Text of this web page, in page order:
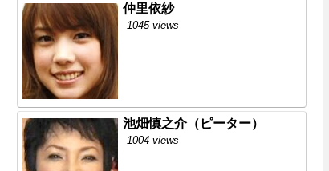
仲里依紗
1045 views
池畑慎之介（ピーター）
1004 views